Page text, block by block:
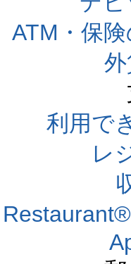
ATM・保
利用で
レ